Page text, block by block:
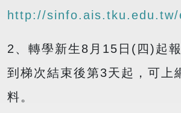
http://sinfo.ais.tku.edu.tw/
2、轉學新生8月15日(四)起
到梯次結束後第3天起，可上
料。